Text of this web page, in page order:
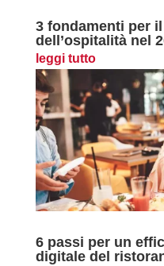
3 fondamenti per
dell’ospitalità nel
leggi tutto
6 passi per un
digitale del